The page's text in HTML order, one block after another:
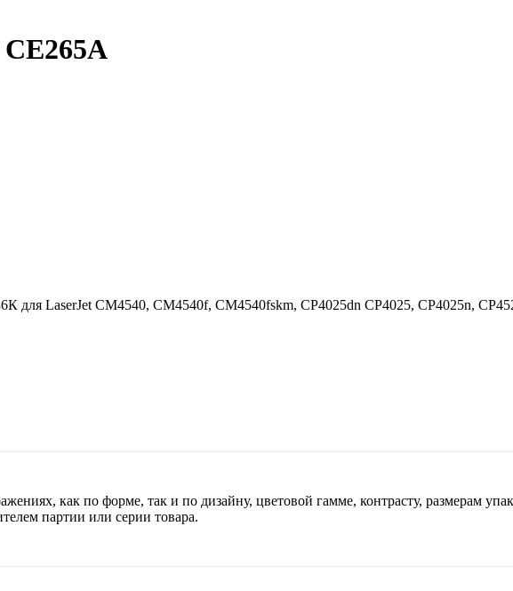
CE265A
для LaserJet CM4540, CM4540f, CM4540fskm, CP4025dn CP4025, CP4025n,
как по форме, так и по дизайну, цветовой гамме, контрасту, размерам
партии или серии товара.